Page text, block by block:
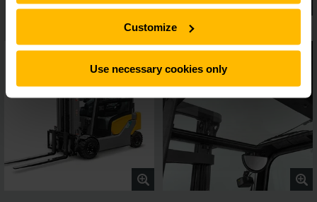
Customize
Use necessary cookies only